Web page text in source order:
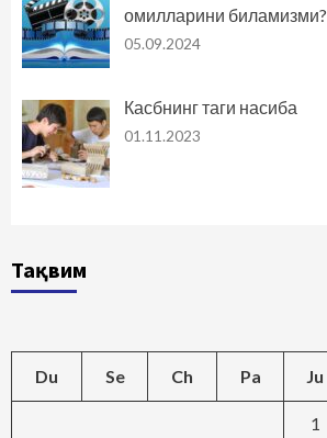
омилларини биламизми?
05.09.2024
Касбнинг таги насиба
01.11.2023
Тақвим
Du Se Ch Pa Ju
1